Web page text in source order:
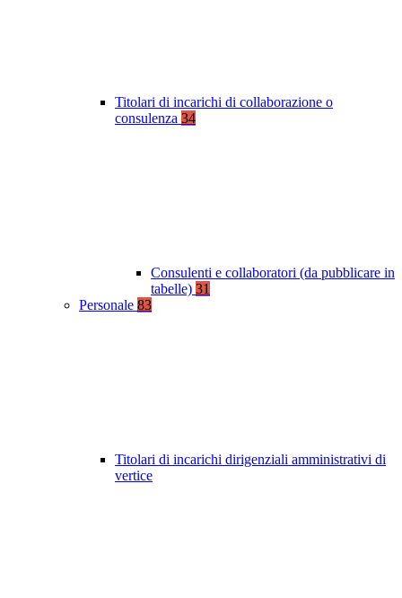
Titolari di incarichi di collaborazione o
consulenza 34
Consulenti e collaboratori (da pubblicare in
tabelle) 31
Personale 83
Titolari di incarichi dirigenziali amministrativi di
vertice